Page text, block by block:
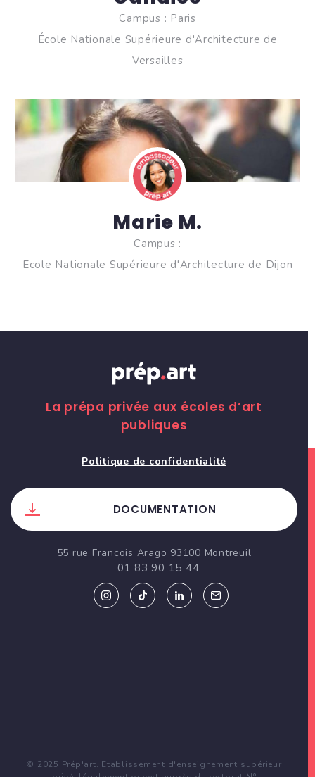
Campus : Paris
École Nationale Supérieure d'Architecture de
Versailles
Marie M.
Campus :
Ecole Nationale Supérieure d'Architecture de Dijon
La prépa privée aux écoles d’art
publiques
Politique de confidentialité
DOCUMENTATION
55 rue Francois Arago 93100 Montreuil
01 83 90 15 44
© 2025 Prép'art. Etablissement d'enseignement supérieur